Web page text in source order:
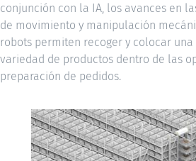
conjunción con la IA, los avances en
de movimiento y manipulación
robots permiten recoger y colocar una
variedad de productos dentro de las
preparación de pedidos.